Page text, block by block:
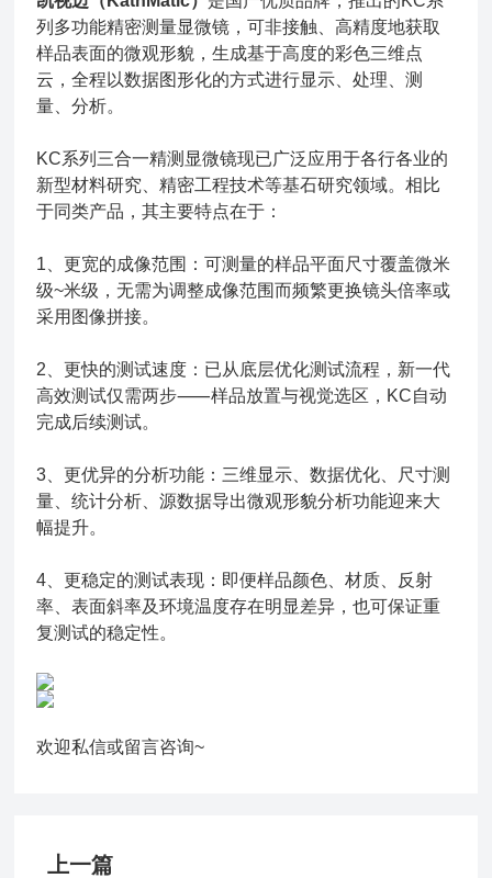
列多功能精密测量显微镜，可非接触、高精度地获取
样品表面的微观形貌，生成基于高度的彩色三维点
云，全程以数据图形化的方式进行显示、处理、测
量、分析。
KC系列三合一精测显微镜现已广泛应用于各行各业的
新型材料研究、精密工程技术等基石研究领域。相比
于同类产品，其主要特点在于：
1、更宽的成像范围：可测量的样品平面尺寸覆盖微米
级~米级，无需为调整成像范围而频繁更换镜头倍率或
采用图像拼接。
2、更快的测试速度：已从底层优化测试流程，新一代
高效测试仅需两步⸺样品放置与视觉选区，KC自动
完成后续测试。
3、更优异的分析功能：三维显示、数据优化、尺寸测
量、统计分析、源数据导出微观形貌分析功能迎来大
幅提升。
4、更稳定的测试表现：即便样品颜色、材质、反射
率、表面斜率及环境温度存在明显差异，也可保证重
复测试的稳定性。
欢迎私信或留言咨询~
上一篇